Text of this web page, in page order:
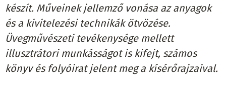
készít. Műveinek jellemző vonása az anyagok
és a kivitelezési technikák ötvözése.
Üvegművészeti tevékenysége mellett
illusztrátori munkásságot is kifejt, számos
könyv és folyóirat jelent meg a kísérőrajzaival.